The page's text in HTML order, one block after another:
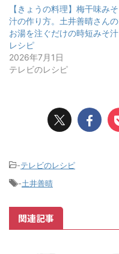
【きょうの料理】梅干味みそ
汁の作り方。土井善晴さんの
お湯を注ぐだけの時短みそ汁
レシピ
2026年7月1日
テレビのレシピ
-テレビのレシピ
-土井善晴
関連記事